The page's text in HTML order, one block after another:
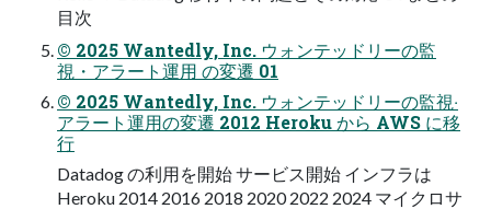
目次
© 2025 Wantedly, Inc. ウォンテッドリーの監
視・アラート運用 の変遷 01
© 2025 Wantedly, Inc. ウォンテッドリーの監視‧
アラート運⽤の変遷 2012 Heroku から AWS に移
⾏
Datadog の利⽤を開始 サービス開始 インフラは
Heroku 2014 2016 2018 2020 2022 2024 マイクロサ